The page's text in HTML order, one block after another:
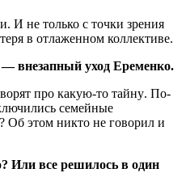
И не только с точки зрения
в отлаженном коллективе.
внезапный уход Еременко.
про какую-то тайну. По-
семейные
Об этом никто не говорил и
Или все решилось в один